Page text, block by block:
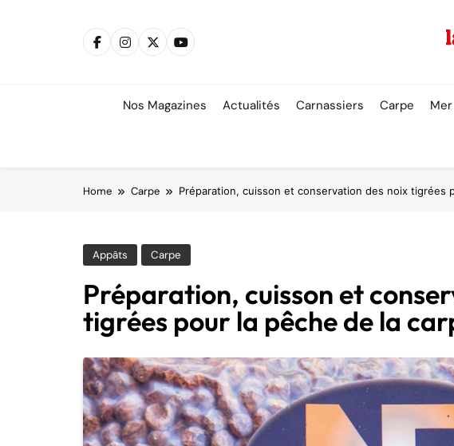
Nos Magazines Actualités Carnassiers Carpe Mer
Home Carpe Préparation, cuisson et conservation des noix tigrées
Appâts Carpe
Préparation, cuisson et
tigrées pour la pêche de la